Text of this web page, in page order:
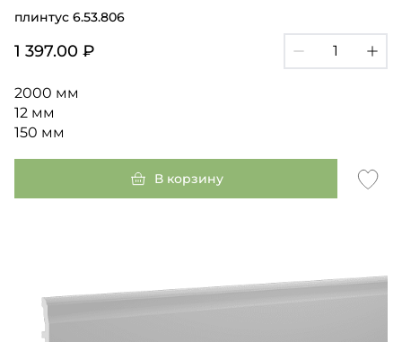
плинтус 6.53.806
1 397.00 ₽
2000 мм
12 мм
150 мм
В корзину